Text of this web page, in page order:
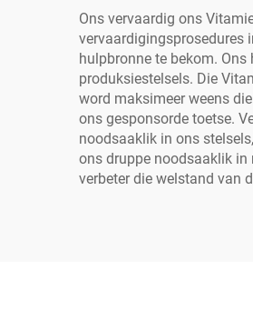
Ons vervaardig ons
vervaardigingsprosedures
hulpbronne te bekom.
produksiestelsels. Die
word maksimeer weens
ons gesponsorde toetse.
noodsaaklik in ons
ons druppe noodsaaklik in
verbeter die welstand van